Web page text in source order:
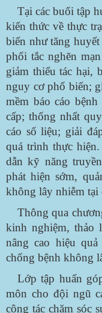
Tại các buổi tập
kiến thức về thực
biến như tăng
phổi tắc nghẽn
giảm thiểu tác hại,
nguy cơ phổ biến;
mềm báo cáo
cấp; thống nhất
cáo số liệu; giải
quá trình thực
dẫn kỹ năng
phát hiện sớm,
không lây nhiễm tại
Thông qua
kinh nghiệm, thảo
nâng cao hiệu
chống bệnh không
Lớp tập huấn
môn cho đội ngũ
công tác chăm sóc